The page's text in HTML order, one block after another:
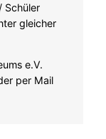
Schüler
gleicher
e.V.
per Mail